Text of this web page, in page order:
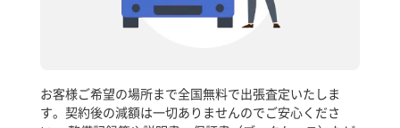
お客様ご希望の場所まで全国無料で出張査定いたしま
す。契約後の減額は一切ありませんのでご安心くださ